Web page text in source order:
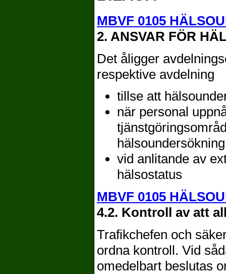
MBVF 0105
2. ANSVAR FÖR
Det åligger
respektive avdelning
tillse att
när personal
hälsoundersökning
vid anlitande av
hälsostatus
MBVF 0105
4.2. Kontroll av att
Trafikchefen och
ordna kontroll. Vid
omedelbart beslutas